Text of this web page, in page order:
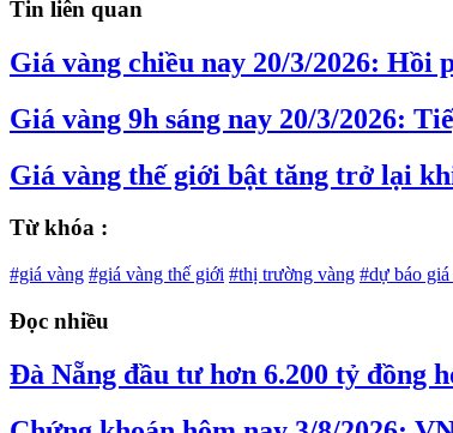
Tin liên quan
Giá vàng chiều nay 20/3/2026: Hồi
Giá vàng 9h sáng nay 20/3/2026:
Giá vàng thế giới bật tăng trở lại
Từ khóa :
#giá vàng #giá vàng thế giới #thị trường vàng #dự báo
Đọc nhiều
Đà Nẵng đầu tư hơn 6.200 tỷ đồng